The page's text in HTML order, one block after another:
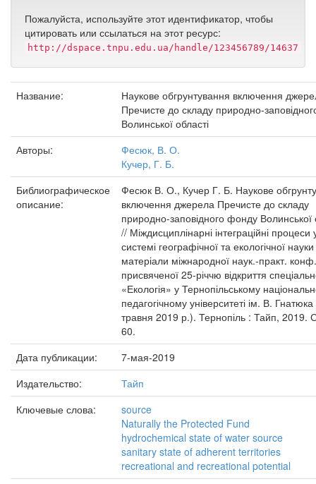
Пожалуйста, используйте этот идентификатор, чтобы
цитировать или ссылаться на этот ресурс:
http://dspace.tnpu.edu.ua/handle/123456789/14637
Название:
Наукове обгрунтування включення
Пречисте до складу природно-
Волинської області
Авторы:
Фесюк, В. О.
Кучер, Г. Б.
Библиографическое
описание:
Фесюк В. О., Кучер Г. Б. Наукове
включення джерела Пречисте до складу
природно-заповідного фонду Волинської
// Міждисциплінарні інтеграційні процеси
системі географічної та екологічної
матеріали міжнародної наук.-практ. конф.
присвяченої 25-річчю відкриття
«Екологія» у Тернопільському
педагогічному університеті ім. В.
травня 2019 р.). Тернопіль : Тайп, 2019.
60.
Дата публикации:
7-мая-2019
Издательство:
Тайп
Ключевые слова:
source
Naturally the Protected Fund
hydrochemical state of water source
sanitary state of adherent territories
recreational and recreational potential